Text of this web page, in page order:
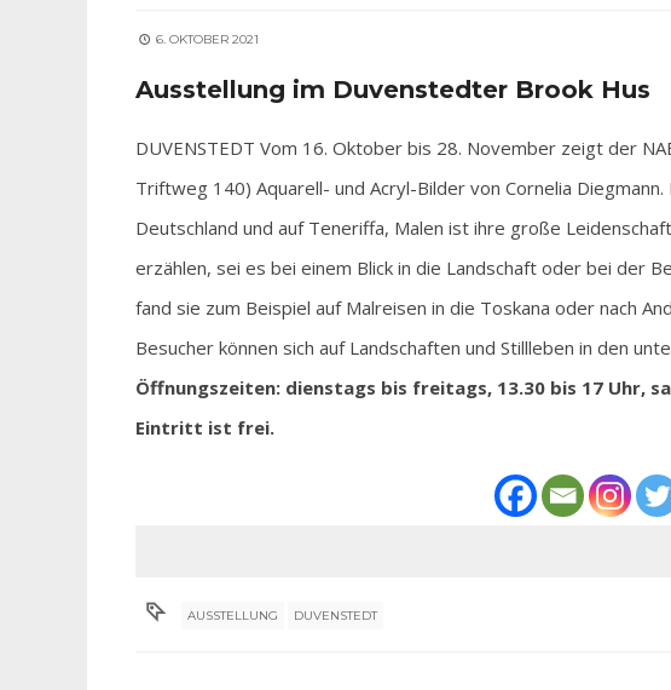
6. OKTOBER 2021
Ausstellung im Duvenstedter Brook Hus
DUVENSTEDT Vom 16. Oktober bis 28. November zeigt der
Triftweg 140) Aquarell- und Acryl-Bilder von Cornelia
Deutschland und auf Teneriffa, Malen ist ihre große
erzählen, sei es bei einem Blick in die Landschaft oder bei der
fand sie zum Beispiel auf Malreisen in die Toskana oder nach
Besucher können sich auf Landschaften und Stillleben in den
Öffnungszeiten: dienstags bis freitags, 13.30 bis 17 Uhr,
Eintritt ist frei.
AUSSTELLUNG DUVENSTEDT